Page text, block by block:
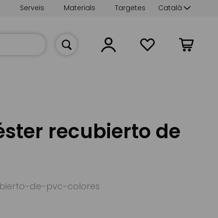
Language
Català
Targetes
Materials
Serveis
La meva
recubierto de
de-pvc-colores